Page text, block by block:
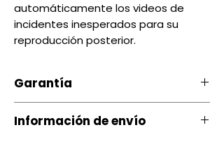
automáticamente los videos de
incidentes inesperados para su
reproducción posterior.
Garantía
Nuestro producto cuenta con u
na garantía 20 días, por daños
Información de envío